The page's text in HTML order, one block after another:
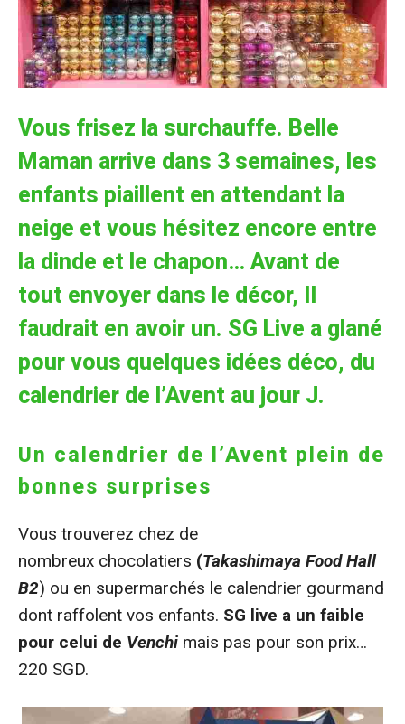
Vous frisez la surchauffe. Belle
Maman arrive dans 3 semaines, les
enfants piaillent en attendant la
neige et vous hésitez encore entre
la dinde et le chapon… Avant de
tout envoyer dans le décor, Il
faudrait en avoir un. SG Live a glané
pour vous quelques idées déco, du
calendrier de l’Avent au jour J.
Un calendrier de l’Avent plein de
bonnes surprises
Vous trouverez chez de
nombreux chocolatiers (Takashimaya Food Hall
B2) ou en supermarchés le calendrier gourmand
dont raffolent vos enfants. SG live a un faible
pour celui de Venchi mais pas pour son prix…
220 SGD.